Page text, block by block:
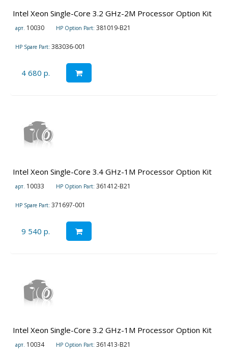
Intel Xeon Single-Core 3.2 GHz-2M Processor Option Kit
арт. 10030 HP Option Part: 381019-B21
HP Spare Part: 383036-001
4 680 р.
Intel Xeon Single-Core 3.4 GHz-1M Processor Option Kit
арт. 10033 HP Option Part: 361412-B21
HP Spare Part: 371697-001
9 540 р.
Intel Xeon Single-Core 3.2 GHz-1M Processor Option Kit
арт. 10034 HP Option Part: 361413-B21